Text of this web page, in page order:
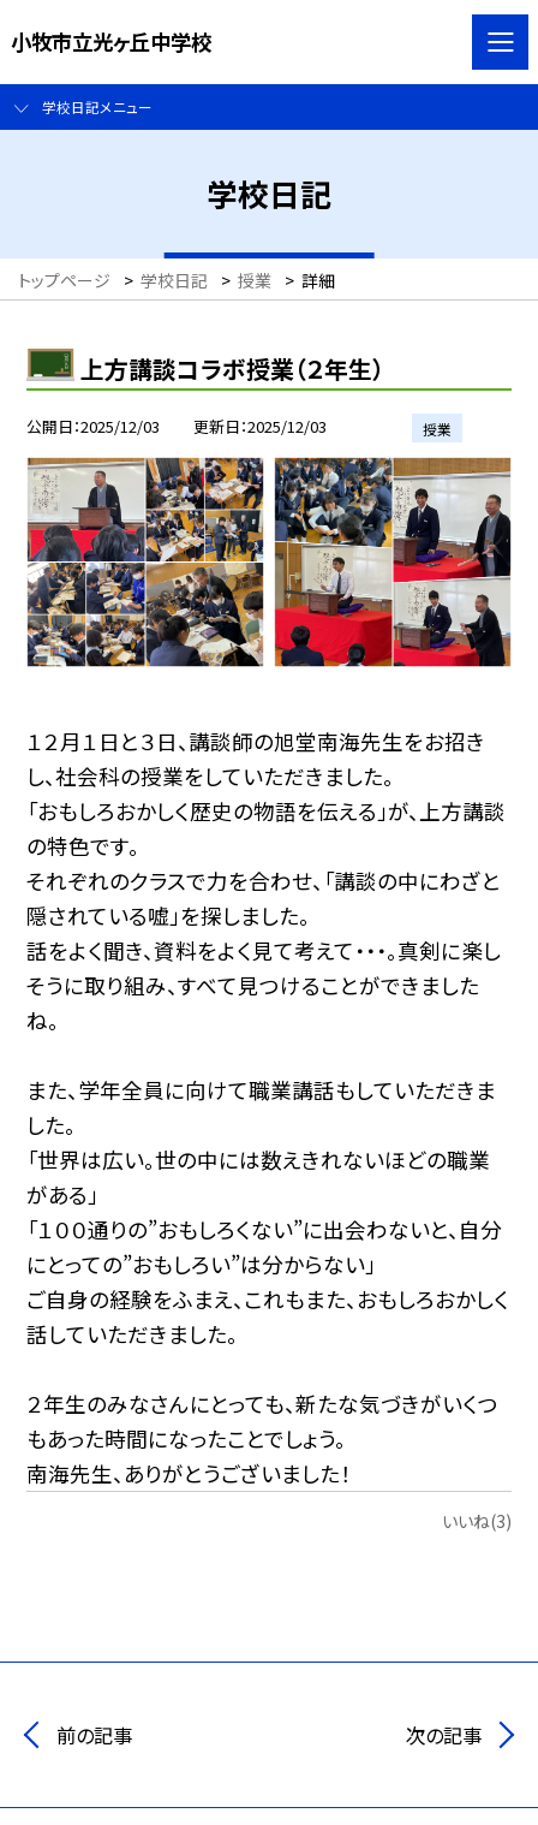
小牧市立光ヶ丘中学校
学校日記メニュー
学校日記
トップページ > 学校日記 > 授業 > 詳細
上方講談コラボ授業（２年生）
公開日 2025/12/03 更新日 2025/12/03 授業
１２月１日と３日、講談師の旭堂南海先生をお招き
し、社会科の授業をしていただきました。
「おもしろおかしく歴史の物語を伝える」が、上方講談
の特色です。
それぞれのクラスで力を合わせ、「講談の中にわざと
隠されている嘘」を探しました。
話をよく聞き、資料をよく見て考えて・・・。真剣に楽し
そうに取り組み、すべて見つけることができました
ね。
また、学年全員に向けて職業講話もしていただきま
した。
「世界は広い。世の中には数えきれないほどの職業
がある」
「１００通りの”おもしろくない”に出会わないと、自分
にとっての”おもしろい”は分からない」
ご自身の経験をふまえ、これもまた、おもしろおかしく
話していただきました。
２年生のみなさんにとっても、新たな気づきがいくつ
もあった時間になったことでしょう。
南海先生、ありがとうございました！
いいね(3)
前の記事 次の記事